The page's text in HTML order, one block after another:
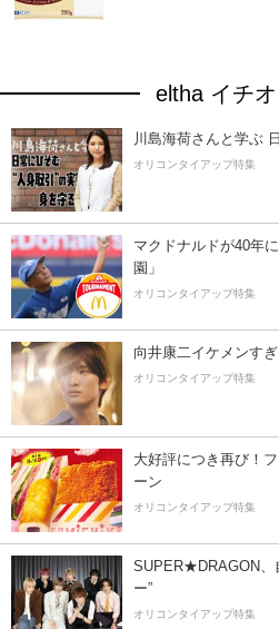
eltha イチ
川島海荷さんと学ぶ
オリコンタイアップ特集
マクドナルドが40年
園」
オリコンタイアップ特集
向井康二イケメンす
オリコンタイアップ特集
大好評につき再び！
ーン
オリコンタイアップ特集
SUPER★DRAGON、
ー”
オリコンタイアップ特集